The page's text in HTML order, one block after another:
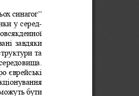
синагог”
у серед-
завдяки
та
єврейські
бути